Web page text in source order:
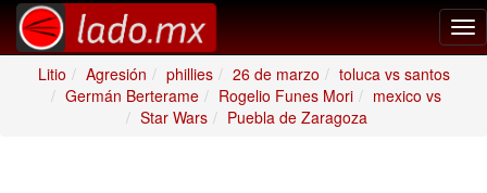
Litio
Agresión phillies 26 de marzo
toluca vs santos
Germán Berterame
Rogelio Funes Mori
mexico vs
Star Wars
Puebla de Zaragoza